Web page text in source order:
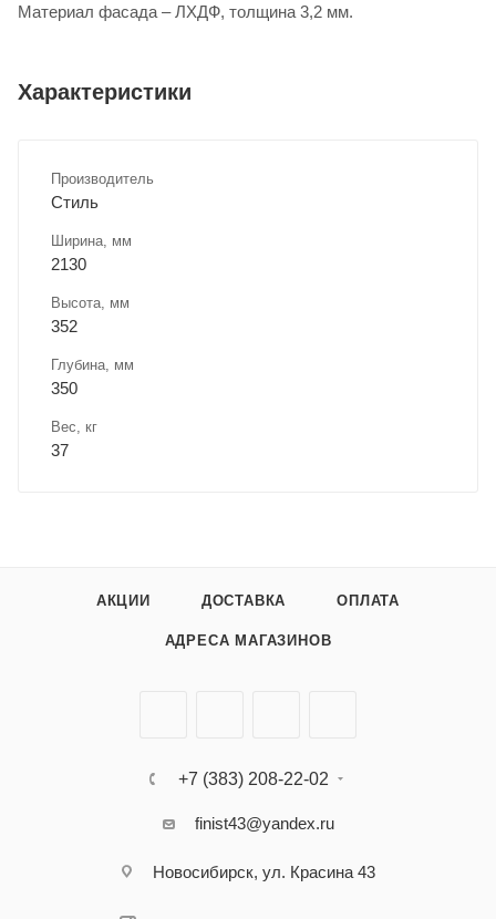
Материал фасада – ЛХДФ, толщина 3,2 мм.
Характеристики
Производитель
Стиль
Ширина, мм
2130
Высота, мм
352
Глубина, мм
350
Вес, кг
37
АКЦИИ ДОСТАВКА ОПЛАТА
АДРЕСА МАГАЗИНОВ
+7 (383) 208-22-02
finist43@yandex.ru
Новосибирск, ул. Красина 43